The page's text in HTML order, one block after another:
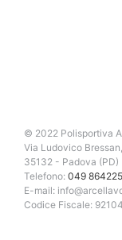
© 2022 Polisportiva
Via Ludovico
35132 - Padova (PD)
Telefono: 049
E-mail:
Codice Fiscale: